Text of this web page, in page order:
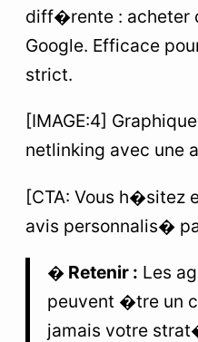
diff�rente : acheter
Google. Efficace
strict.
[IMAGE:4]
netlinking avec une
[CTA: Vous h�sitez
avis personnalis�
� Retenir : Les
peuvent �tre un
jamais votre